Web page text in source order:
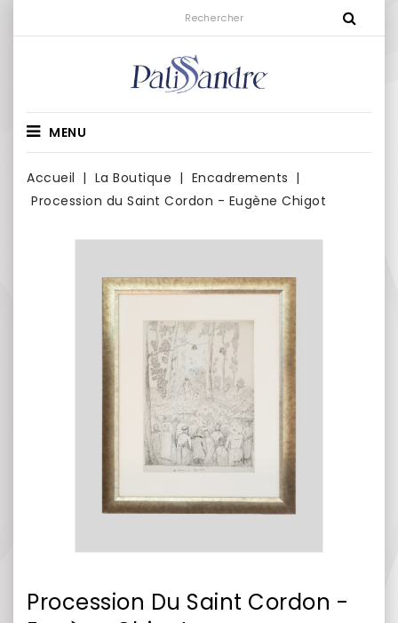
MENU
Accueil La Boutique
Encadrements
Procession du Saint Cordon - Eugène Chigot
Procession Du Saint Cordon -